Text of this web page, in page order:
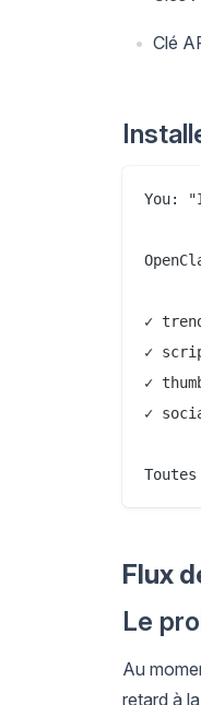
Clé
You:
✓
✓
✓
✓
Flux
Le
Au
retard à